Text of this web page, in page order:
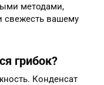
методами,
свежесть вашему
грибок?
Конденсат